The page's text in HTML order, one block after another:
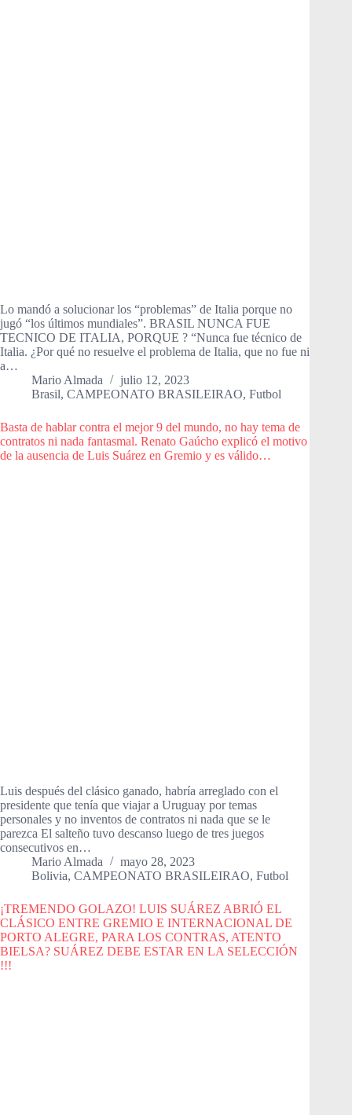
Lo mandó a solucionar los “problemas” de Italia porque no
jugó “los últimos mundiales”. BRASIL NUNCA FUE
TECNICO DE ITALIA, PORQUE ? “Nunca fue técnico de
Italia. ¿Por qué no resuelve el problema de Italia, que no fue ni
a…
Mario Almada
julio 12, 2023
Brasil, CAMPEONATO BRASILEIRAO, Futbol
Basta de hablar contra el mejor 9 del mundo, no hay tema de
contratos ni nada fantasmal. Renato Gaúcho explicó el motivo
de la ausencia de Luis Suárez en Gremio y es válido…
Luis después del clásico ganado, habría arreglado con el
presidente que tenía que viajar a Uruguay por temas
personales y no inventos de contratos ni nada que se le
parezca El salteño tuvo descanso luego de tres juegos
consecutivos en…
Mario Almada
mayo 28, 2023
Bolivia, CAMPEONATO BRASILEIRAO, Futbol
¡TREMENDO GOLAZO! LUIS SUÁREZ ABRIÓ EL
CLÁSICO ENTRE GREMIO E INTERNACIONAL DE
PORTO ALEGRE, PARA LOS CONTRAS, ATENTO
BIELSA? SUÁREZ DEBE ESTAR EN LA SELECCIÓN
!!!